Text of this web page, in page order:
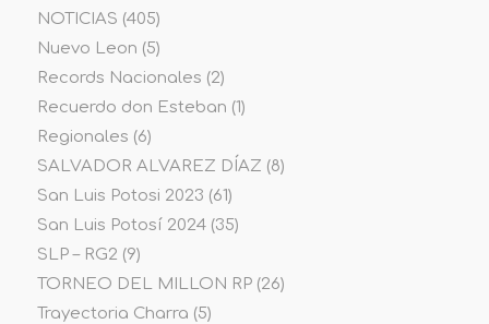
NOTICIAS (405)
Nuevo Leon (5)
Records Nacionales (2)
Recuerdo don Esteban (1)
Regionales (6)
SALVADOR ALVAREZ DÍAZ (8)
San Luis Potosi 2023 (61)
San Luis Potosí 2024(35)
SLP – RG2 (9)
TORNEO DEL MILLON RP(26)
Trayectoria Charra (5)